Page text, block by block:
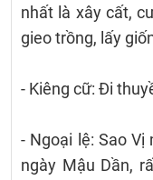
nhất là xây cất,
gieo trồng, lấy
- Kiêng cữ: Đi
- Ngoại lệ: Sao
ngày Mậu Dần,